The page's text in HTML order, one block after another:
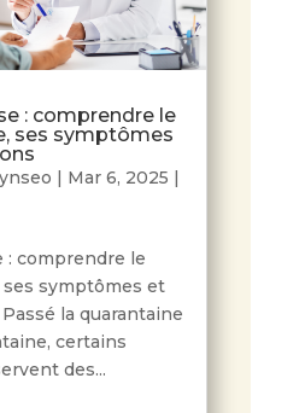
: comprendre le
ses symptômes
| Mar 6, 2025 |
: comprendre le
symptômes et
la quarantaine
certains
des...